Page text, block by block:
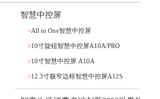
智慧中控屏
>All in One智慧中控屏
>10寸旋钮智慧中控屏A10A/PRO
>10寸智慧中控屏 A10A
>12.3寸极窄边框智慧中控屏A12S